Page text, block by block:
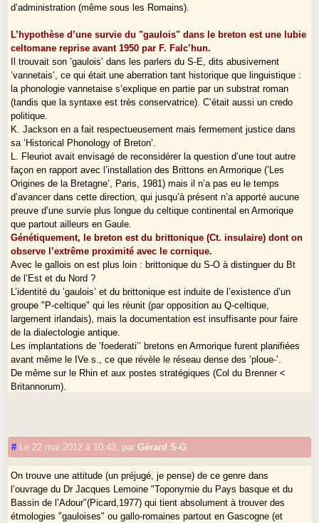
d’administration (même sous les Romains).
L’hypothèse d’une survie du "gaulois" dans le breton est une lubie
celtomane reprise avant 1950 par F. Falc’hun.
Il trouvait son ’gaulois’ dans les parlers du S-E, dits abusivement
’vannetais’, ce qui était une aberration tant historique que linguistique :
la phonologie vannetaise s’explique en partie par un substrat roman
(tandis que la syntaxe est très conservatrice). C’était aussi un credo
politique.
K. Jackson en a fait respectueusement mais fermement justice dans
sa ’Historical Phonology of Breton’.
L. Fleuriot avait envisagé de reconsidérer la question d’une tout autre
façon en rapport avec l’installation des Brittons en Armorique (’Les
Origines de la Bretagne’, Paris, 1981) mais il n’a pas eu le temps
d’avancer dans cette direction, qui jusqu’à présent n’a apporté aucune
preuve d’une survie plus longue du celtique continental en Armorique
que partout ailleurs en Gaule.
Génétiquement, le breton est du brittonique (Ct. insulaire) dont on
observe l’extrême proximité avec le cornique.
Avec le gallois on est plus loin : brittonique du S-O à distinguer du Bt
de l’Est et du Nord ?
L’identité du ’gaulois’ et du brittonique est induite de l’existence d’un
groupe "P-celtique" qui les réunit (par opposition au Q-celtique,
largement irlandais), mais la documentation est insuffisante pour faire
de la dialectologie antique.
Les implantations de ’foederati’’ bretons en Armorique furent planifiées
avant même le IVe s., ce que révèle le réseau dense des ’ploue-’.
De même sur le Rhin et aux postes stratégiques (Col du Brenner <
Britannorum).
. On ne peut pas être et avoir été.
mode récente, due largement à la vogue de l’"archéologie processuelle"
des C. Renfrew et autres (largement démenties par l’histoire du
peuplement de la G-B, le meilleur exemple du contraire !).
# Le 22 mai 2012 à 10:43 parGérard S-G
On trouve une attitude (un préjugé, je pense) de ce genre dans
l’ouvrage du Dr Jacques Lemoine "Toponymie du Pays basque et du
Bassin de l’Adour"(Picard,1977) qui tient absolument à trouver des
étmologies "gauloises" ou gallo-romaines partout en Gascogne (et